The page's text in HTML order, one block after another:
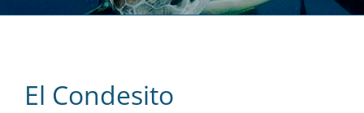
El Condesito